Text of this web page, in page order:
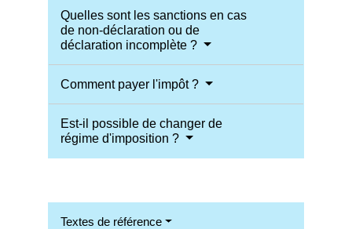
Quelles sont les sanctions en cas
de non-déclaration ou de
déclaration incomplète ?
Comment payer l'impôt ?
Est-il possible de changer de
régime d'imposition ?
Textes de référence